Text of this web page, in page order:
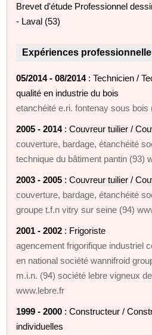
Brevet d'étude Professionnel
- Laval (53)
Expériences
05/2014 - 08/2014: Technicien /
qualité en industrie du bois
etanchéité e.ri. fontenay sous bois
2005 - 2014: Couvreur tuilier /
couverture, bardage, étanchéité
technique du bâtiment pantin (93)
2003 - 2005 : Couvreur tuilier /
couverture, bardage, étanchéité
groupe t.f.n vitry sur seine (94)
2001 - 2002 : Frigoriste
agencement frigorifique industriel
en national société wannifroid
m.i.n. (94) société lebre vigneux
www.lebre.fr
1999 - 2000 : Constructeur /
individuelles